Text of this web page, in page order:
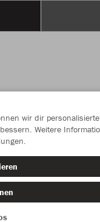
wir dir personalisierte
Weitere